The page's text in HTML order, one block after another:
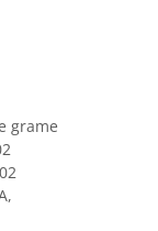
grame